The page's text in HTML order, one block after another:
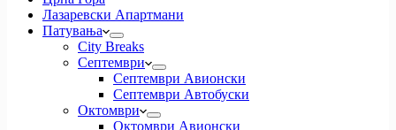
Лазаревски Апартмани
Патувања
City Breaks
Септември
Септември Авионски
Септември Автобуски
Октомври
Октомври Авионски